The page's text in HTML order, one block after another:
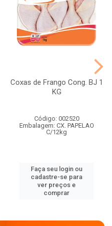
Coxas de Frango Cong. BJ 1
KG
Código: 002520
Embalagem: CX. PAPELAO
C/12kg
Faça seu login ou
cadastre-se para
ver preços e
comprar